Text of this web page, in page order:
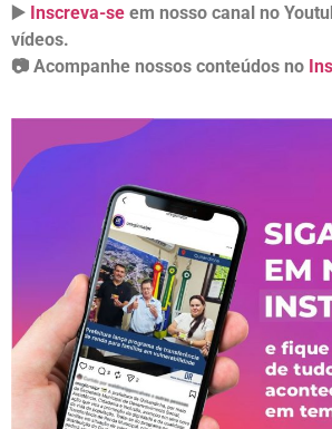
▶️ Inscreva-se em nosso canal no
vídeos.
📷 Acompanhe nossos conteúdos no